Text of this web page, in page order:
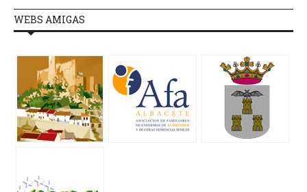
WEBS AMIGAS